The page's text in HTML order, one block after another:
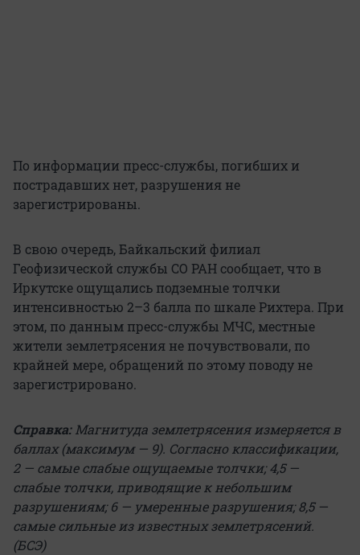
По информации пресс-службы, погибших и
пострадавших нет, разрушения не
зарегистрированы.
В свою очередь, Байкальский филиал
Геофизической службы СО РАН сообщает, что в
Иркутске ощущались подземные толчки
интенсивностью 2–3 балла по шкале Рихтера. При
этом, по данным пресс-службы МЧС, местные
жители землетрясения не почувствовали, по
крайней мере, обращений по этому поводу не
зарегистрировано.
Справка:Магнитуда землетрясения измеряется в
баллах (максимум — 9). Согласно классификации,
2 — самые слабые ощущаемые толчки; 4,5 —
слабые толчки, приводящие к небольшим
разрушениям; 6 — умеренные разрушения; 8,5 —
самые сильные из известных землетрясений.
(БСЭ)